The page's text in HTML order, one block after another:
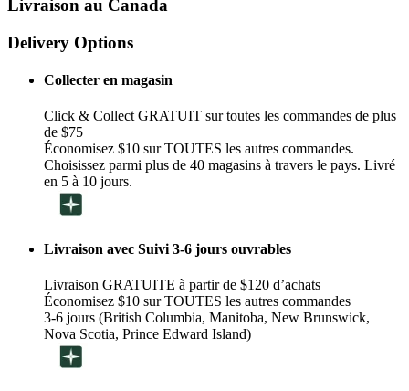
Livraison au Canada
Delivery Options
Collecter en magasin
Click & Collect GRATUIT sur toutes les commandes de plus
de $75
Économisez $10 sur TOUTES les autres commandes.
Choisissez parmi plus de 40 magasins à travers le pays. Livré
en 5 à 10 jours.
Livraison avec Suivi 3-6 jours ouvrables
Livraison GRATUITE à partir de $120 d’achats
Économisez $10 sur TOUTES les autres commandes
3-6 jours (British Columbia, Manitoba, New Brunswick,
Nova Scotia, Prince Edward Island)